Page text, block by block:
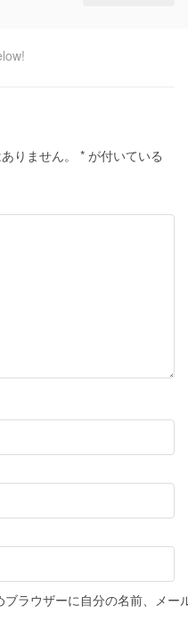
りません。 * が付いている
ラウザーに自分の名前、メー